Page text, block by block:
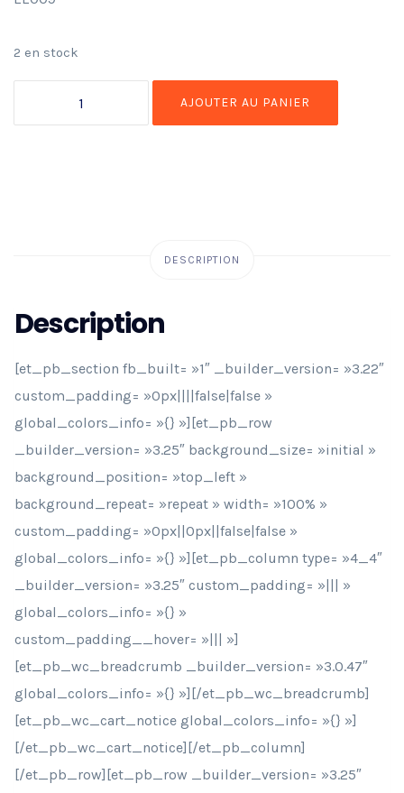
2 en stock
AJOUTER AU PANIER
DESCRIPTION
Description
[et_pb_section fb_built= »1″ _builder_version= »3.22″
custom_padding= »0px||||false|false »
global_colors_info= »{} »][et_pb_row
_builder_version= »3.25″ background_size= »initial »
background_position= »top_left »
background_repeat= »repeat » width= »100% »
custom_padding= »0px||0px||false|false »
global_colors_info= »{} »][et_pb_column type= »4_4″
_builder_version= »3.25″ custom_padding= »||| »
global_colors_info= »{} »
custom_padding__hover= »||| »]
[et_pb_wc_breadcrumb _builder_version= »3.0.47″
global_colors_info= »{} »][/et_pb_wc_breadcrumb]
[et_pb_wc_cart_notice global_colors_info= »{} »]
[/et_pb_wc_cart_notice][/et_pb_column]
[/et_pb_row][et_pb_row _builder_version= »3.25″